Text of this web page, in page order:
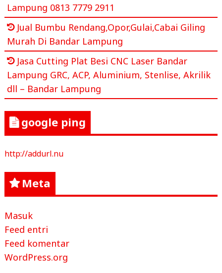
Lampung 0813 7779 2911
Jual Bumbu Rendang,Opor,Gulai,Cabai Giling
Murah Di Bandar Lampung
Jasa Cutting Plat Besi CNC Laser Bandar
Lampung GRC, ACP, Aluminium, Stenlise, Akrilik
dll – Bandar Lampung
google ping
http://addurl.nu
Meta
Masuk
Feed entri
Feed komentar
WordPress.org